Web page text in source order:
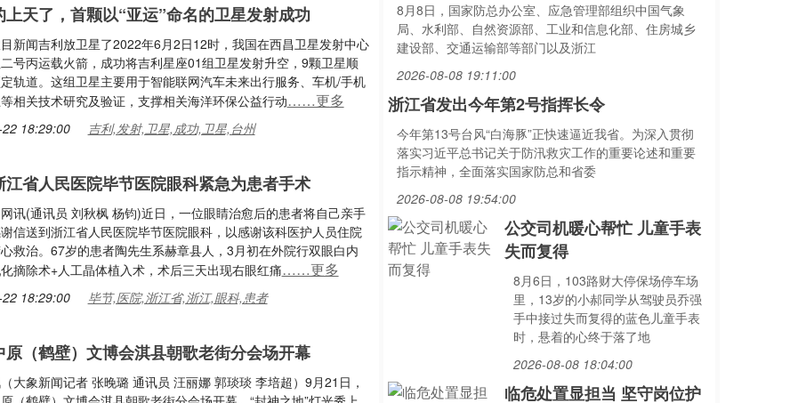
上天了，首颗以“亚运”命名的卫星发射成功
新闻吉利放卫星了2022年6月2日12时，我国在西昌卫星发射中心
号丙运载火箭，成功将吉利星座01组卫星发射升空，9颗卫星顺
轨道。这组卫星主要用于智能联网汽车未来出行服务、车机/手机
相关技术研究及验证，支撑相关海洋环保公益行动……更多
18:29:00 吉利,发射,卫星,成功,卫星,台州
江省人民医院毕节医院眼科紧急为患者手术
讯(通讯员 刘秋枫 杨钧)近日，一位眼睛治愈后的患者将自己亲手
信送到浙江省人民医院毕节医院眼科，以感谢该科医护人员住院
救治。67岁的患者陶先生系赫章县人，3月初在外院行双眼白内
摘除术+人工晶体植入术，术后三天出现右眼红痛……更多
18:29:00 毕节,医院,浙江省,浙江,眼科,患者
原（鹤壁）文博会淇县朝歌老街分会场开幕
大象新闻记者 张晚璐 通讯员 汪丽娜 郭琰琰 李培超）9月21日，
8月8日，国家防总办公室、应急管理部组织中国气象
局、水利部、自然资源部、工业和信息化部、住房城乡
建设部、交通运输部等部门以及浙江
2026-08-08 19:11:00
浙江省发出今年第2号指挥长令
今年第13号台风“白海豚”正快速逼近我省。为深入贯彻
落实习近平总书记关于防汛救灾工作的重要论述和重要
指示精神，全面落实国家防总和省委
2026-08-08 19:54:00
公交司机暖心帮忙 儿童手表
失而复得
8月6日，103路财大停保场停车场
里，13岁的小郝同学从驾驶员乔强
手中接过失而复得的蓝色儿童手表
时，悬着的心终于落了地
2026-08-08 18:04:00
临危处置显担当 坚守岗位护